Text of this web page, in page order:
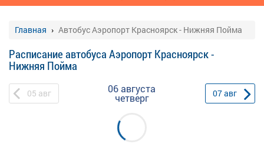
Главная Автобус Аэропорт Красноярск - Нижняя Пойма
Расписание автобуса Аэропорт Красноярск -
Нижняя Пойма
05 авг 06 августа
четверг 07авг